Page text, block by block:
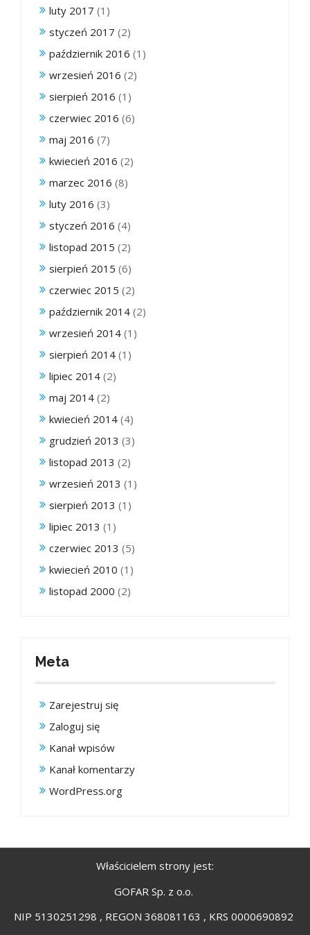
luty 2017 (1)
styczeń 2017 (2)
październik 2016 (1)
wrzesień 2016 (2)
sierpień 2016 (1)
czerwiec 2016 (6)
maj 2016 (7)
kwiecień 2016 (2)
marzec 2016 (8)
luty 2016 (3)
styczeń 2016 (4)
listopad 2015 (2)
sierpień 2015 (6)
czerwiec 2015 (2)
październik 2014 (2)
wrzesień 2014 (1)
sierpień 2014 (1)
lipiec 2014 (2)
maj 2014 (2)
kwiecień 2014 (4)
grudzień 2013 (3)
listopad 2013 (2)
wrzesień 2013 (1)
sierpień 2013 (1)
lipiec 2013 (1)
czerwiec 2013 (5)
kwiecień 2010 (1)
listopad 2000 (2)
Meta
Zarejestruj się
Zaloguj się
Kanał wpisów
Kanał komentarzy
WordPress.org
Właścicielem strony jest:
GOFAR Sp. z o.o.
NIP 5130251298 , REGON 368081163 , KRS 0000690892